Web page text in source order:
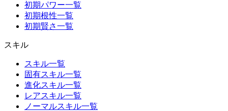
初期パワー一覧
初期根性一覧
初期賢さ一覧
スキル
スキル一覧
固有スキル一覧
進化スキル一覧
レアスキル一覧
ノーマルスキル一覧